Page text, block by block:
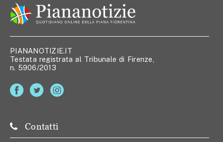
PIANANOTIZIE.IT
Testata registrata al Tribunale di Firenze,
n. 5906/2013
Contatti